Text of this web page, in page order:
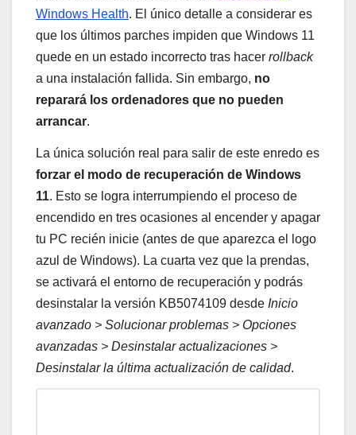
Windows Health. El único detalle a considerar es
que los últimos parches impiden que Windows 11
quede en un estado incorrecto tras hacer rollback
a una instalación fallida. Sin embargo, no
reparará los ordenadores que no pueden
arrancar.
La única solución real para salir de este enredo es
forzar el modo de recuperación de Windows
11. Esto se logra interrumpiendo el proceso de
encendido en tres ocasiones al encender y apagar
tu PC recién inicie (antes de que aparezca el logo
azul de Windows). La cuarta vez que la prendas,
se activará el entorno de recuperación y podrás
desinstalar la versión KB5074109 desde Inicio
avanzado > Solucionar problemas > Opciones
avanzadas > Desinstalar actualizaciones >
Desinstalar la última actualización de calidad.